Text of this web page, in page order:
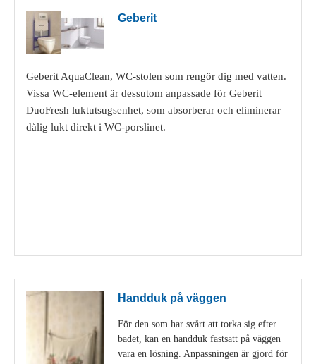
Geberit
Geberit AquaClean, WC-stolen som rengör dig med vatten.
Vissa WC-element är dessutom anpassade för Geberit
DuoFresh luktutsugsenhet, som absorberar och eliminerar
dålig lukt direkt i WC-porslinet.
Handduk på väggen
För den som har svårt att torka sig efter
badet, kan en handduk fastsatt på väggen
vara en lösning. Anpassningen är gjord för